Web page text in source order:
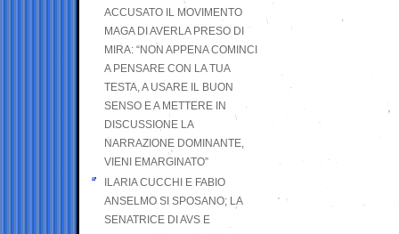
ACCUSATO IL MOVIMENTO
MAGA DI AVERLA PRESO DI
MIRA: “NON APPENA COMINCI
A PENSARE CON LA TUA
TESTA, A USARE IL BUON
SENSO E A METTERE IN
DISCUSSIONE LA
NARRAZIONE DOMINANTE,
VIENI EMARGINATO”
ILARIA CUCCHI E FABIO
ANSELMO SI SPOSANO; LA
SENATRICE DI AVS E